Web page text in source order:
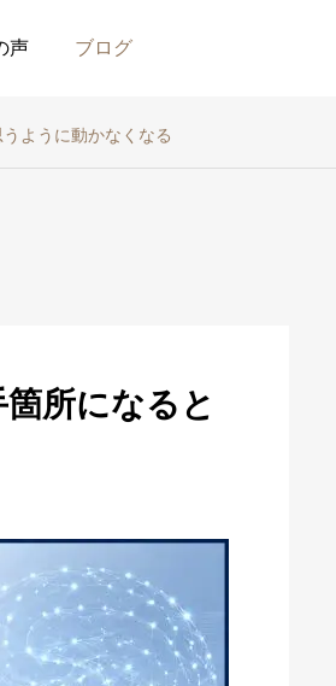
声 ブログ
ロ
（PCRT）中級1セミナ
ー参加報告_2026年7月
ように動かなくなる
所になると